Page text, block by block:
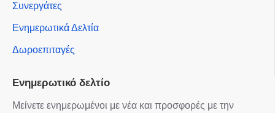
Συνεργάτες
Ενημερωτικά Δελτία
Δωροεπιταγές
Ενημερωτικό δελτίο
Μείνετε ενημερωμένοι με νέα και προσφορές με την